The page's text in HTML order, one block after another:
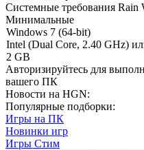
Системные требования Rain
Минимальные
Windows 7 (64-bit)
Intel (Dual Core, 2.40 GHz)
2 GB
Авторизируйтесь для
вашего ПК
Новости на HGN:
Популярные подборки:
Игры на ПК
Новинки игр
Игры Стим